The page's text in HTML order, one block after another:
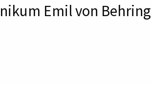
Emil von Behring